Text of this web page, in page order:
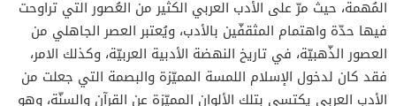
المُهمة، حيث مرّ على الأدب العربي الكثير من العُصور التي تراوحت
فيها حدّة واهتمام المثقفّين بالأدب، ويُعتبر العصر الجاهلي من
العصور الذّهبيّة، في تاريخ النهضة الأدبية العربيّة، وكذلك الامر،
فقد كان لدخول الإسلام اللمسة المميّزة والبصمة التي جعلت من
الأدب العربي يكتسي بتلك الألوان المميّزة عن القرآن والسنّة، وهو